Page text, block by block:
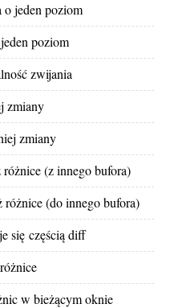
jeden poziom
poziom
zwijania
zmiany
zmiany
(z innego bufora)
różnice (do innego bufora)
się częścią diff
w bieżącym oknie